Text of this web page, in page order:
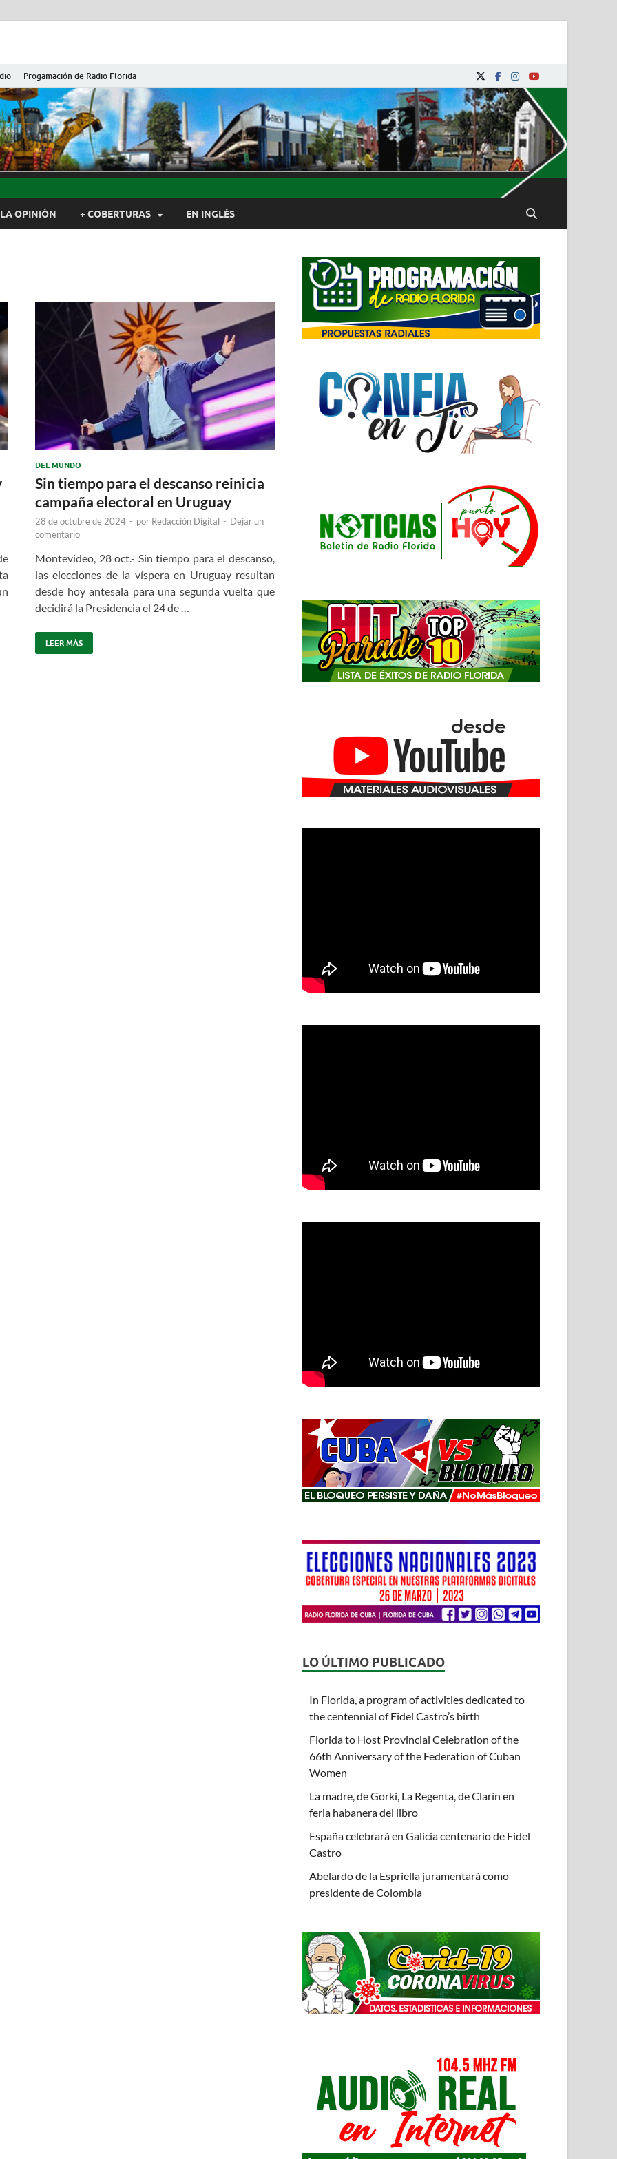
Progamación de Radio Florida
de Cuba
Camagüey, Cuba
LA OPINIÓN + COBERTURAS EN INGLÉS
DEL MUNDO
Sin tiempo para el descanso reinicia
campaña electoral en Uruguay
28 de octubre de 2024 - por Redacción Digital - Dejar un
comentario
Montevideo, 28 oct.- Sin tiempo para el descanso,
las elecciones de la víspera en Uruguay resultan
desde hoy antesala para una segunda vuelta que
decidirá la Presidencia el 24 de …
LEER MÁS
LO ÚLTIMO PUBLICADO
In Florida, a program of activities dedicated to
the centennial of Fidel Castro’s birth
Florida to Host Provincial Celebration of the
66th Anniversary of the Federation of Cuban
Women
La madre, de Gorki, La Regenta, de Clarín en
feria habanera del libro
España celebrará en Galicia centenario de Fidel
Castro
Abelardo de la Espriella juramentará como
presidente de Colombia